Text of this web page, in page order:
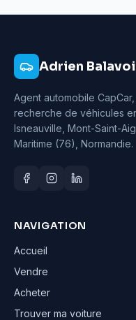
Adrien
Agent automobile
recherche de véhicules
Isneauville, Mont-Saint-
Maritime (76), Normandie.
NAVIGATION
Accueil
Vendre
Acheter
Trouver ma voiture